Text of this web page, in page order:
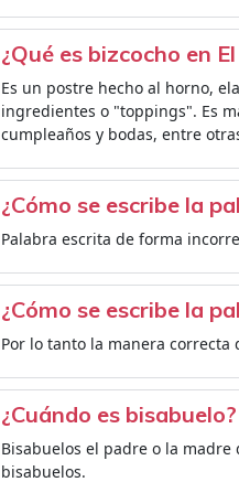
¿Qué es bizcocho en
Es un postre hecho al horno,
ingredientes o "toppings". Es
cumpleaños y bodas, entre
¿Cómo se escribe la
Palabra escrita de forma
¿Cómo se escribe la
Por lo tanto la manera correcta
¿Cuándo es bisabuelo?
Bisabuelos el padre o la
bisabuelos.